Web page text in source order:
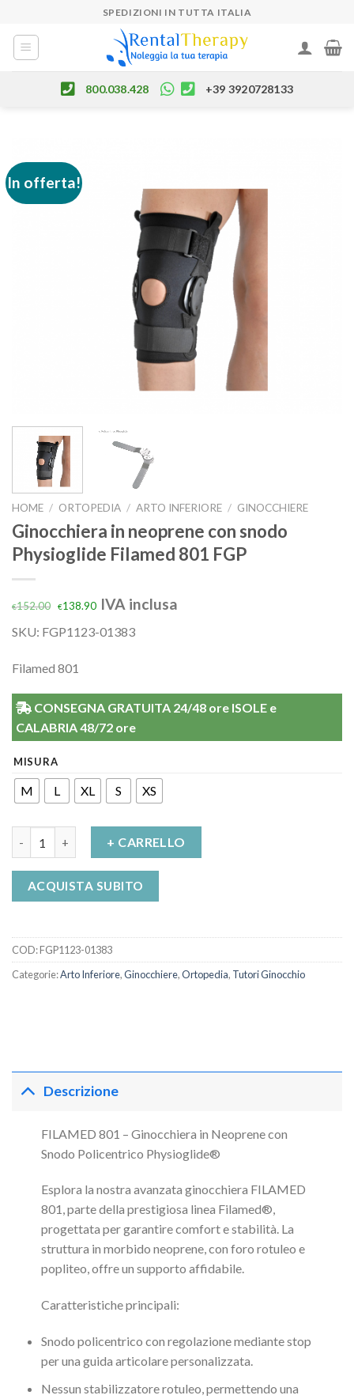
content
SPEDIZIONI IN TUTTA ITALIA
800.038.428 +39 3920728133
In offerta!
HOME / ORTOPEDIA / ARTO INFERIORE / GINOCCHIERE
Ginocchiera in neoprene con snodo
Physioglide Filamed 801 FGP
€152.00 €138.90 IVA inclusa
SKU: FGP1123-01383
Filamed 801
CONSEGNA GRATUITA 24/48 ore ISOLE e
CALABRIA 48/72 ore
MISURA
M L XL S XS
+ CARRELLO
ACQUISTA SUBITO
COD:FGP1123-01383
Categorie:Arto Inferiore,Ginocchiere,Ortopedia, Tutori Ginocchio
Descrizione
FILAMED 801 – Ginocchiera in Neoprene con
Snodo Policentrico Physioglide®
Esplora la nostra avanzata ginocchiera FILAMED
801, parte della prestigiosa linea Filamed®,
progettata per garantire comfort e stabilità. La
struttura in morbido neoprene, con foro rotuleo e
popliteo, offre un supporto affidabile.
Caratteristiche principali:
Snodo policentrico con regolazione mediante stop
per una guida articolare personalizzata.
Nessun stabilizzatore rotuleo, permettendo una